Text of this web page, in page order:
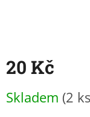
20 Kč
cena:
Skladem (2